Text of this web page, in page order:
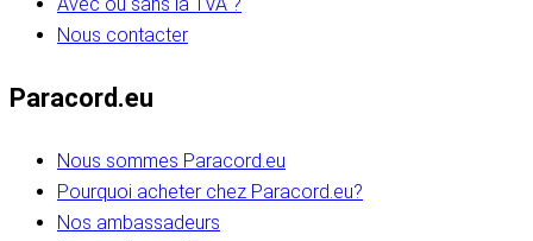
Nous contacter
Paracord.eu
Nous sommes Paracord.eu
Pourquoi acheter chez Paracord.eu?
Nos ambassadeurs